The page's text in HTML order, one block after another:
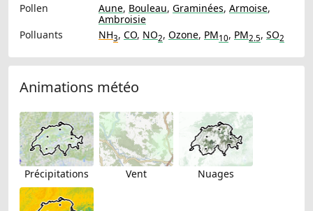
Pollen
Aune, Bouleau, Graminées, Armoise,
Ambroisie
Polluants
NH3, CO, NO2, Ozone, PM10, PM2.5, SO2
Animations météo
Précipitations Vent Nuages